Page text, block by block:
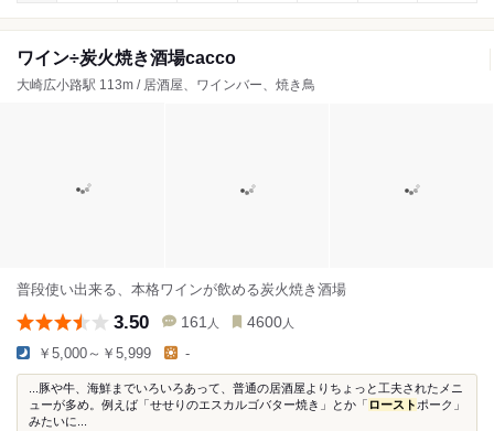
ワイン÷炭火焼き酒場cacco
大崎広小路駅 113m / 居酒屋、ワインバー、焼き鳥
普段使い出来る、本格ワインが飲める炭火焼き酒場
3.50 161 人 4600 人
￥5,000～￥5,999 -
...豚や牛、海鮮までいろいろあって、普通の居酒屋よりちょっと工夫されたメニ
ューが多め。例えば「せせりのエスカルゴバター焼き」とか「 ロースト ポーク」
みたいに...